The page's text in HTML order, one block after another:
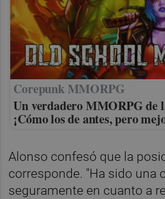
Corepunk MMORPG
Un verdadero MMORPG de
¡Cómo los de antes, pero
Alonso confesó que la
corresponde. "Ha sido una
seguramente en cuanto a